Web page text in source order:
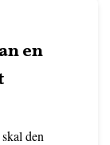
en
den